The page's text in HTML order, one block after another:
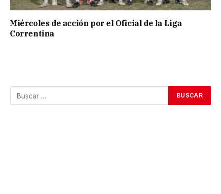
Miércoles de acción por el Oficial de la Liga
Correntina